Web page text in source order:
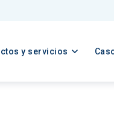
y servicios